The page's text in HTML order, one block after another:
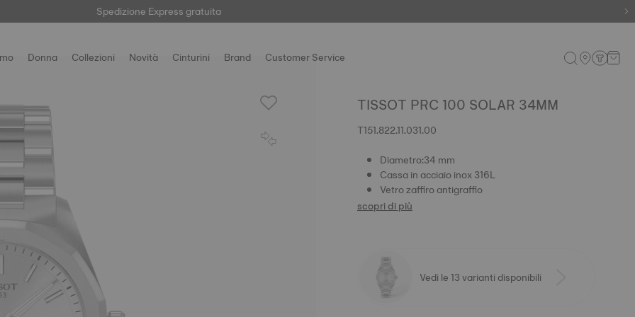
Spedizione Express gratuita
Reso semplice e gratuito
Donna Collezioni Novità Cinturini Brand Customer Service
TISSOT PRC 100 SOLAR 34MM
T151.822.11.031.00
Diametro:34 mm
Cassa in acciaio inox 316L
Vetro zaffiro antigraffio
scopri di più
Vedi le 13 varianti disponibili